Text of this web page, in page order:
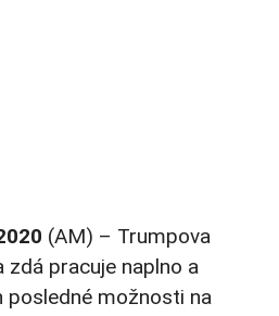
(AM) – Trumpova
pracuje naplno a
posledné možnosti na